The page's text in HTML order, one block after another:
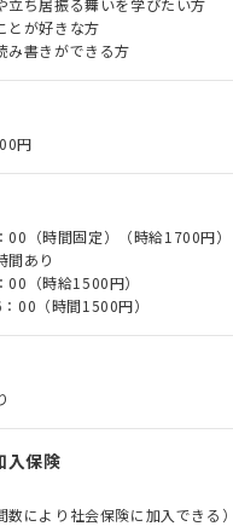
ち居振る舞いを学びたい方
が好きな方
書きができる方
円
（時間固定）（時給1700円）
間あり
（時給1500円）
00（時間1500円）
入保険
数により社会保険に加入できる）